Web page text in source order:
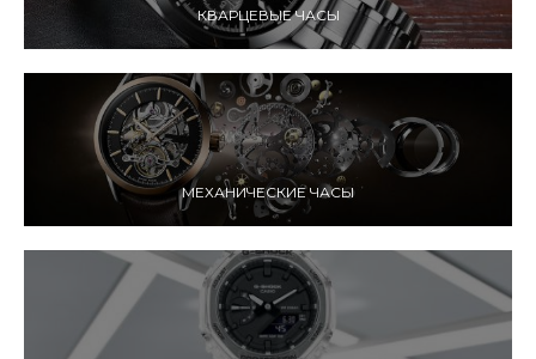
КВАРЦЕВЫЕ ЧАСЫ
МЕХАНИЧЕСКИЕ ЧАСЫ